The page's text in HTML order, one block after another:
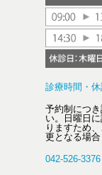
診療時間・休
予約制につ
い。日曜日
りますため
更となる場合
042-526-3376